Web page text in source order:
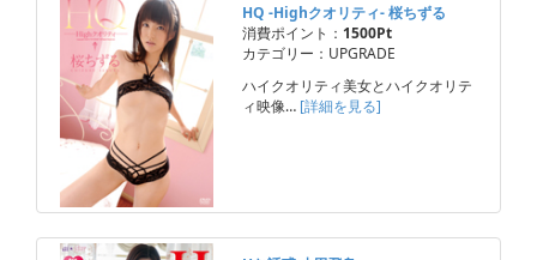
HQ -Highクオリティ- 桜ちずる
消費ポイント： 1500Pt
カテゴリー：UPGRADE
ハイクオリティ美女とハイクオリテ
ィ映像… [詳細を見る]